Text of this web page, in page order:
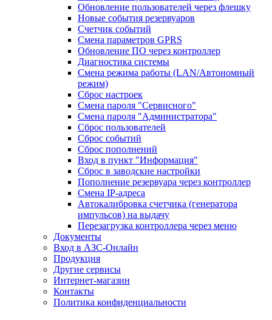
Обновление пользователей через флешку
Новые события резервуаров
Счетчик событий
Смена параметров GPRS
Обновление ПО через контроллер
Диагностика системы
Смена режима работы (LAN/Автономный
режим)
Сброс настроек
Смена пароля "Сервисного"
Смена пароля "Администратора"
Сброс пользователей
Сброс событий
Сброс пополнений
Вход в пункт "Информация"
Сброс в заводские настройки
Пополнение резервуара через контроллер
Смена IP-адреса
Автокалибровка счетчика (генератора
импульсов) на выдачу
Перезагрузка контроллера через меню
Документы
Вход в АЗС-Онлайн
Продукция
Другие сервисы
Интернет-магазин
Контакты
Политика конфиденциальности